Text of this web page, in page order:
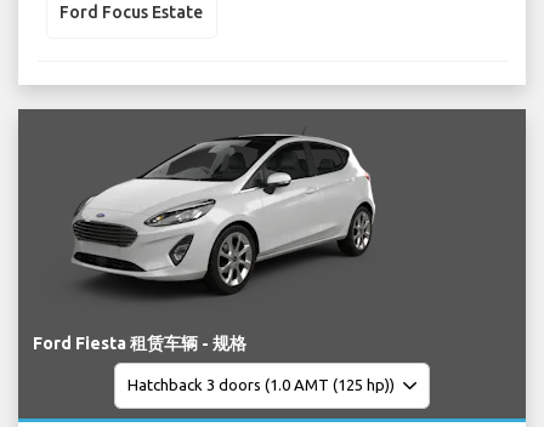
Ford Focus Estate
Ford Fiesta 租赁车辆 - 规格